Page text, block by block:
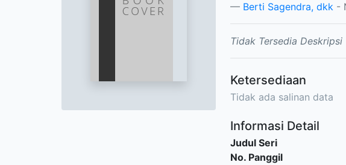
Berti Sagendra, dkk -
Tidak Tersedia Deskripsi
Ketersediaan
Tidak ada salinan data
Informasi Detail
Judul Seri
No. Panggil